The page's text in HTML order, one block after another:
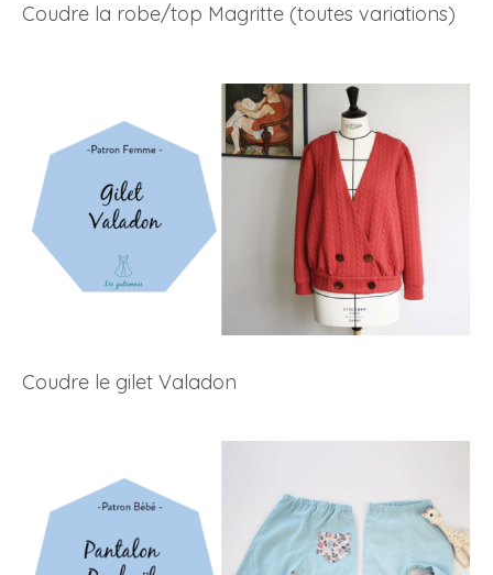
Coudre la robe/top Magritte (toutes variations)
Coudre le gilet Valadon